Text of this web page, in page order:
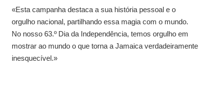
«Esta campanha destaca a sua história pessoal e o
orgulho nacional, partilhando essa magia com o mundo.
No nosso 63.º Dia da Independência, temos orgulho em
mostrar ao mundo o que torna a Jamaica verdadeiramente
inesquecível.»